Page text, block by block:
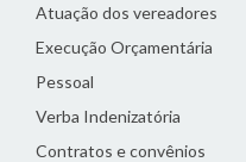
Atuação dos vereadores
Execução Orçamentária
Pessoal
Verba Indenizatória
Contratos e convênios